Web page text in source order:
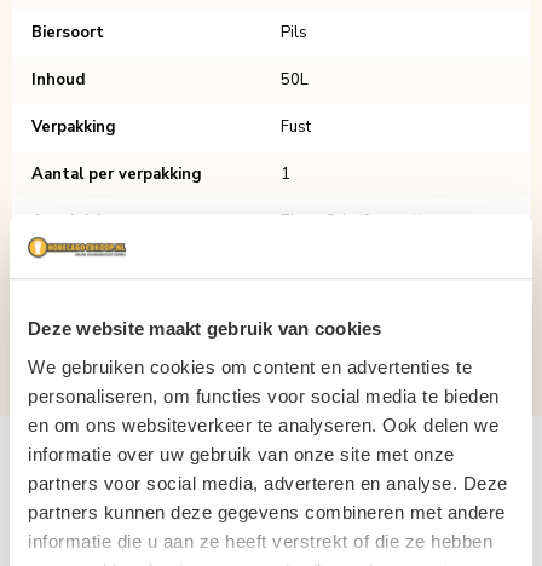
Deze website maakt gebruik van cookies
We gebruiken cookies om content en advertenties te
personaliseren, om functies voor social media te bieden
en om ons websiteverkeer te analyseren. Ook delen we
informatie over uw gebruik van onze site met onze
partners voor social media, adverteren en analyse. Deze
partners kunnen deze gegevens combineren met andere
informatie die u aan ze heeft verstrekt of die ze hebben
Biersoort Pils
Inhoud 50L
Verpakking Fust
Aantal per verpakking 1
Aansluiting Platte Schuifkoppeling
Alcoholpercentage 5%
Gerelateerde producten
Navigating through the elements of the carousel is possible
Press to skip carousel
Press to go to carousel navigation
Actie! Actie!